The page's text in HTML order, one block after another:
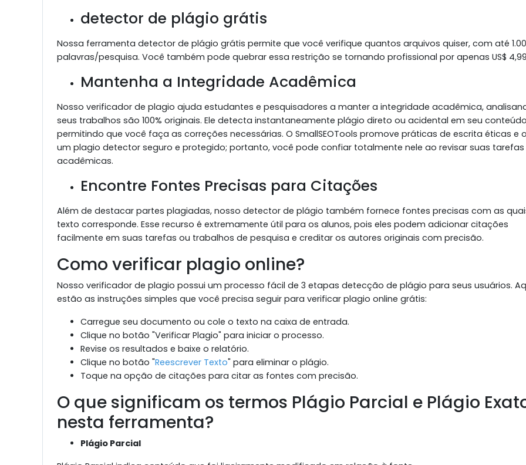
detector de plágio grátis
Nossa ferramenta detector de plágio grátis permite que você verifique quantos arquivos quiser, com até
palavras/pesquisa. Você também pode quebrar essa restrição se tornando profissional por apenas US$
Mantenha a Integridade Acadêmica
Nosso verificador de plagio ajuda estudantes e pesquisadores a manter a integridade acadêmica,
seus trabalhos são 100% originais. Ele detecta instantaneamente plágio direto ou acidental em seu
permitindo que você faça as correções necessárias. O SmallSEOTools promove práticas de escrita éticas e
um plagio detector seguro e protegido; portanto, você pode confiar totalmente nele ao revisar suas tarefas
acadêmicas.
Encontre Fontes Precisas para Citações
Além de destacar partes plagiadas, nosso detector de plágio também fornece fontes precisas com as
texto corresponde. Esse recurso é extremamente útil para os alunos, pois eles podem adicionar citações
facilmente em suas tarefas ou trabalhos de pesquisa e creditar os autores originais com precisão.
Como verificar plagio online?
Nosso verificador de plagio possui um processo fácil de 3 etapas detecção de plágio para seus usuários.
estão as instruções simples que você precisa seguir para verificar plagio online grátis:
Carregue seu documento ou cole o texto na caixa de entrada.
Clique no botão "Verificar Plagio" para iniciar o processo.
Revise os resultados e baixe o relatório.
Clique no botão "Reescrever Texto" para eliminar o plágio.
Toque na opção de citações para citar as fontes com precisão.
O que significam os termos Plágio Parcial e Plágio
nesta ferramenta?
Plágio Parcial